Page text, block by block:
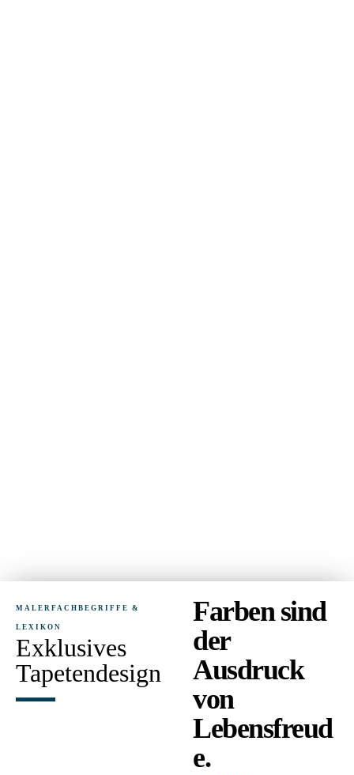
MALERFACHBEGRIFFE &
LEXIKON
Exklusives
Tapetendesign
Farben sind
der
Ausdruck
von
Lebensfreud
e.